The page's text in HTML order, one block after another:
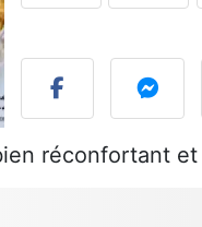
réconfortant